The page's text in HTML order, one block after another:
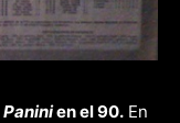
Paninien el 90. En